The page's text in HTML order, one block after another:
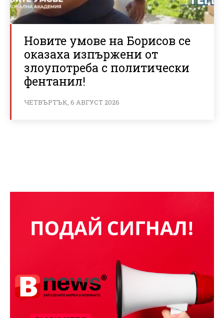
Новите умове на Борисов се
оказаха изпържени от
злоупотреба с политически
фентанил!
ЧЕТВЪРТЪК, 6 АВГУСТ 2026